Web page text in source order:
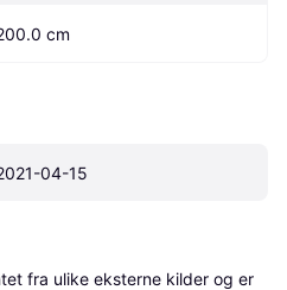
cm
04-15
fra ulike eksterne kilder og er